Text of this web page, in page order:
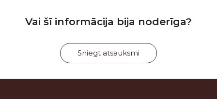
Vai šī informācija bija noderīga?
Sniegt atsauksmi